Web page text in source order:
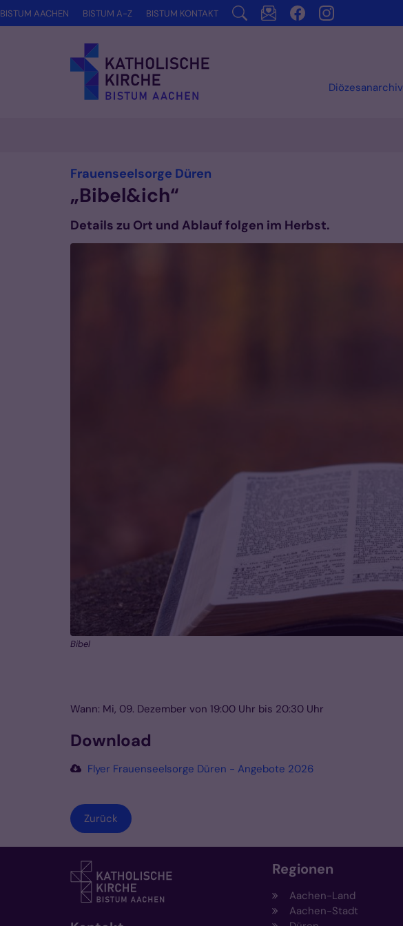
Zum Inhalt springen
Diözesanarchiv
BISTUM AACHEN BISTUM A-Z BISTUM KONTAKT
Frauenseelsorge Düren
„Bibel&ich“
Details zu Ort und Ablauf folgen im Herbst.
Bibel
Wann: Mi, 09. Dezember von 19:00 Uhr bis 20:30 Uhr
Download
Flyer Frauenseelsorge Düren - Angebote 2026
Zurück
Regionen
Aachen-Land
Aachen-Stadt